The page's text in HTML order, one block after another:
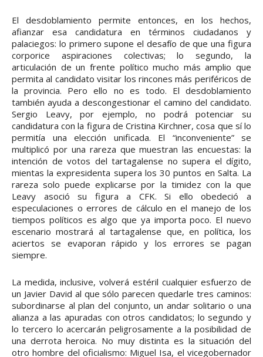
El desdoblamiento permite entonces, en los hechos,
afianzar esa candidatura en términos ciudadanos y
palaciegos: lo primero supone el desafío de que una figura
corporice aspiraciones colectivas; lo segundo, la
articulación de un frente político mucho más amplio que
permita al candidato visitar los rincones más periféricos de
la provincia. Pero ello no es todo. El desdoblamiento
también ayuda a descongestionar el camino del candidato.
Sergio Leavy, por ejemplo, no podrá potenciar su
candidatura con la figura de Cristina Kirchner, cosa que sí lo
permitía una elección unificada. El “inconveniente” se
multiplicó por una rareza que muestran las encuestas: la
intención de votos del tartagalense no supera el dígito,
mientas la expresidenta supera los 30 puntos en Salta. La
rareza solo puede explicarse por la timidez con la que
Leavy asoció su figura a CFK. Si ello obedeció a
especulaciones o errores de cálculo en el manejo de los
tiempos políticos es algo que ya importa poco. El nuevo
escenario mostrará al tartagalense que, en política, los
aciertos se evaporan rápido y los errores se pagan
siempre.
La medida, inclusive, volverá estéril cualquier esfuerzo de
un Javier David al que sólo parecen quedarle tres caminos:
subordinarse al plan del conjunto, un andar solitario o una
alianza a las apuradas con otros candidatos; lo segundo y
lo tercero lo acercarán peligrosamente a la posibilidad de
una derrota heroica. No muy distinta es la situación del
otro hombre del oficialismo: Miguel Isa, el vicegobernador